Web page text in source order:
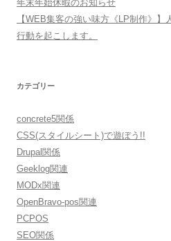
年末年始休暇のお知らせ
【WEB集客の強い味方《LP制作》】
行動を起こします。
カテゴリー
concrete5関係
CSS(スタイルシート)で遊ぼう!!
Drupal関係
Geeklog関連
MODx関連
OpenBravo-pos関連
PCPOS
SEO関係